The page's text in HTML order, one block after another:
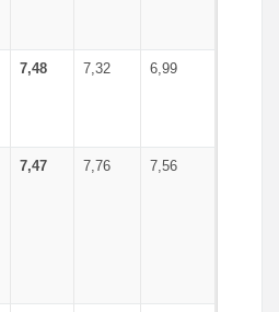
7,48 7,32 6,99
7,47 7,76 7,56